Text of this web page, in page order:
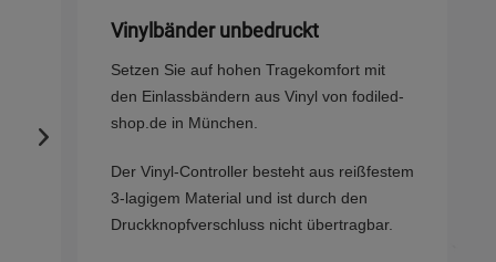
Vinylbänder unbedruckt
Setzen Sie auf hohen Tragekomfort mit
den Einlassbändern aus Vinyl von fodiled-
shop.de in München.
Der Vinyl-Controller besteht aus reißfestem
3-lagigem Material und ist durch den
Druckknopfverschluss nicht übertragbar.